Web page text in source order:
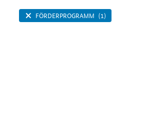
FÖRDERPROGRAMM (1)